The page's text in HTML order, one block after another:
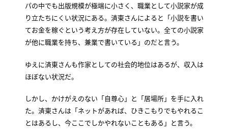
パの中でも出版規模が極端に小さく、職業として小説家が成
り立たちにくい状況にある。済東さんによると「小説を書い
てお金を稼ぐという考え方が存在していない。全ての小説家
が他に職業を持ち、兼業で書いている」のだと言う。
ゆえに済東さんも作家としての社会的地位はあるが、収入は
ほぼない状況だ。
しかし、かけがえのない「自尊心」と「居場所」を手に入れ
た。済東さんは「ネットがあれば、ひきこもりでもやれるこ
とはあるし、今ここでしかやれないこともある」と言う。